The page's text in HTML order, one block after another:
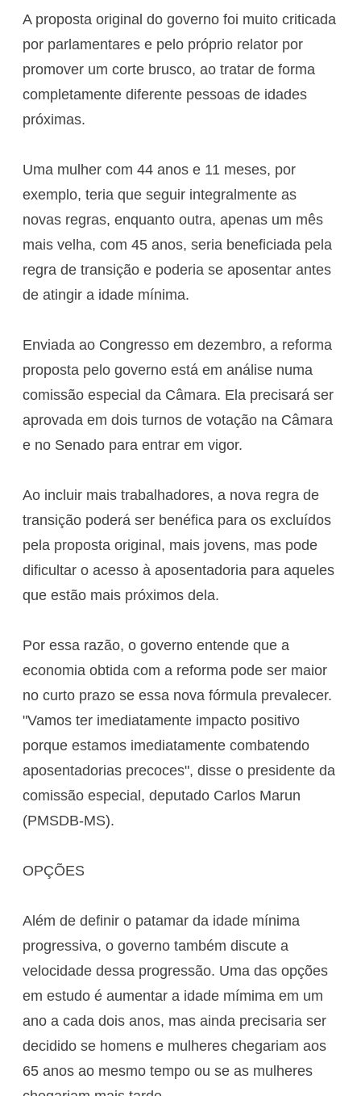
A proposta original do governo foi muito criticada
por parlamentares e pelo próprio relator por
promover um corte brusco, ao tratar de forma
completamente diferente pessoas de idades
próximas.
Uma mulher com 44 anos e 11 meses, por
exemplo, teria que seguir integralmente as
novas regras, enquanto outra, apenas um mês
mais velha, com 45 anos, seria beneficiada pela
regra de transição e poderia se aposentar antes
de atingir a idade mínima.
Enviada ao Congresso em dezembro, a reforma
proposta pelo governo está em análise numa
comissão especial da Câmara. Ela precisará ser
aprovada em dois turnos de votação na Câmara
e no Senado para entrar em vigor.
Ao incluir mais trabalhadores, a nova regra de
transição poderá ser benéfica para os excluídos
pela proposta original, mais jovens, mas pode
dificultar o acesso à aposentadoria para aqueles
que estão mais próximos dela.
Por essa razão, o governo entende que a
economia obtida com a reforma pode ser maior
no curto prazo se essa nova fórmula prevalecer.
"Vamos ter imediatamente impacto positivo
porque estamos imediatamente combatendo
aposentadorias precoces", disse o presidente da
comissão especial, deputado Carlos Marun
(PMSDB-MS).
OPÇÕES
Além de definir o patamar da idade mínima
progressiva, o governo também discute a
velocidade dessa progressão. Uma das opções
em estudo é aumentar a idade mímima em um
ano a cada dois anos, mas ainda precisaria ser
decidido se homens e mulheres chegariam aos
65 anos ao mesmo tempo ou se as mulheres